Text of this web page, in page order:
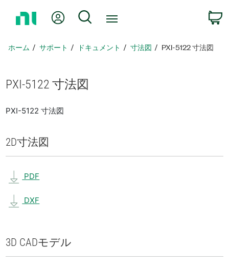
ペ
に
戻
Myアカウント
検索
ホーム サポート ドキュメント 寸法図 PXI-5122 寸法図
PXI-5122 寸法図
PXI-5122 寸法図
2D寸法図
PDF
DXF
3D CADモデル